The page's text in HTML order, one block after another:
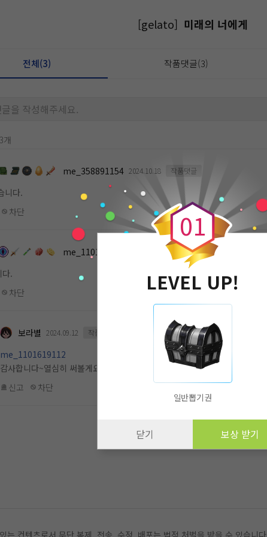
[gelato] 미래의 너에게
전체(3) 작품댓글(3)
글을 작성해주세요.
개
me_358891154 2024.10.18 작품댓글
니다.
차단
me_1101619112 작품댓글
다.
차단
보라별 2024.09.12 작품댓글
me_1101619112
감사합니다~열심히 써볼게요!
신고
차단
0
0
1
LEVEL UP!
일반뽑기권
닫기 보상 받기
는 컨텐츠로서 무단 복제, 전송, 수정, 배포는 법적 처벌을 받을 수 있습니다.